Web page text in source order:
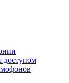
доступом